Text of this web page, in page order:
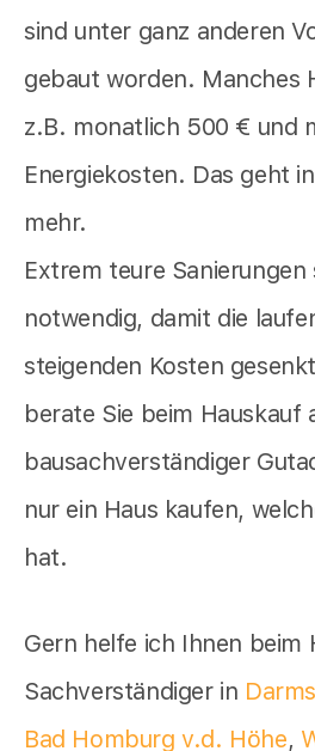
sind unter ganz anderen
gebaut worden. Manches
z.B. monatlich 500 € und
Energiekosten. Das geht
mehr.
Extrem teure Sanierungen
notwendig, damit die
steigenden Kosten
berate Sie beim Hauskauf
bausachverständiger
nur ein Haus kaufen,
hat.
Gern helfe ich Ihnen beim
Sachverständiger in
Bad Homburg v.d. Höhe,